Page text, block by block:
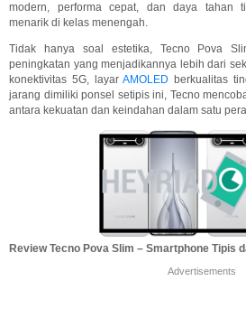
modern, performa cepat, dan daya tahan
menarik di kelas menengah.
Tidak hanya soal estetika, Tecno Pova
peningkatan yang menjadikannya lebih dari
konektivitas 5G, layarAMOLED berkualitas
jarang dimiliki ponsel setipis ini, Tecno
antara kekuatan dan keindahan dalam satu
Review Tecno Pova Slim – Smartphone Tipis
Advertisements